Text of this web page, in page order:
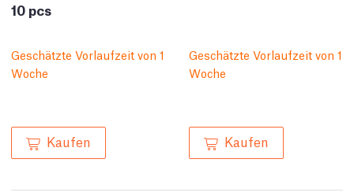
10 pcs
Geschätzte Vorlaufzeit von 1
Woche
Kaufen
Geschätzte Vorlaufzeit von 1
Woche
Kaufen